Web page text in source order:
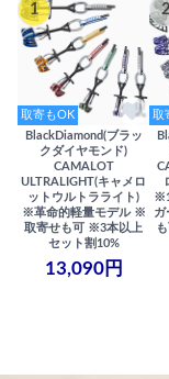
1
取寄もOK
BlackDiamond(ブラッ
クダイヤモンド)
CAMALOT
ULTRALIGHT(キャメロ
ットウルトラライト)
※革命的軽量モデル ※
取寄せも可 ※3本以上
セット割10%
13,090円
2
取
ガ